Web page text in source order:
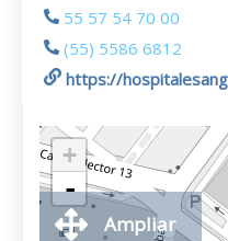
55 57 54 70 00
(55) 5586 6812
https://
+
-
Ampliar